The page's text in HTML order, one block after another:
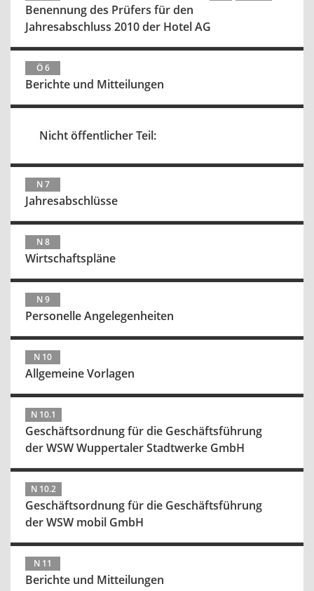
Benennung des Prüfers für den
Jahresabschluss 2010 der Hotel AG
Ö 6
Berichte und Mitteilungen
Nicht öffentlicher Teil:
N 7
Jahresabschlüsse
N 8
Wirtschaftspläne
N 9
Personelle Angelegenheiten
N 10
Allgemeine Vorlagen
N 10.1
Geschäftsordnung für die Geschäftsführung
der WSW Wuppertaler Stadtwerke GmbH
N 10.2
Geschäftsordnung für die Geschäftsführung
der WSW mobil GmbH
N 11
Berichte und Mitteilungen